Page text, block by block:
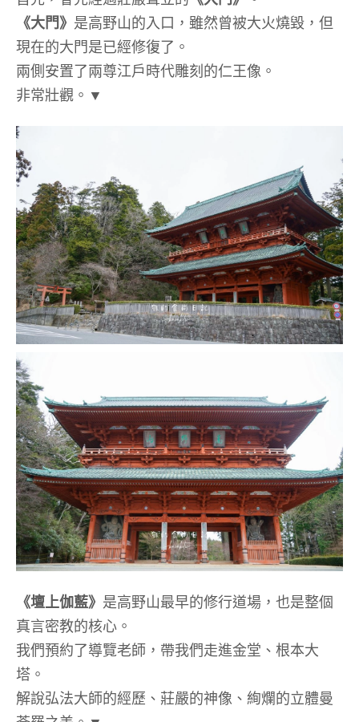
《大門》 是高野山的入口，雖然曾被大火燒毀，但
現在的大門是已經修復了。
兩側安置了兩尊江戶時代雕刻的仁王像。
非常壯觀。▼
《壇上伽藍》 是高野山最早的修行道場，也是整個
真言密教的核心。
我們預約了導覽老師，帶我們走進金堂、根本大
塔。
解說弘法大師的經歷、莊嚴的神像、絢爛的立體曼